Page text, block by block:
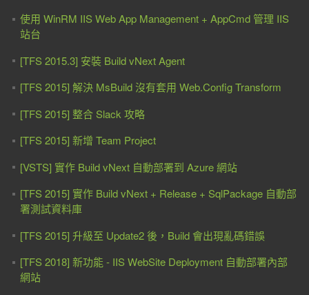
使用 WinRM IIS Web App Management + AppCmd 管理 IIS
站台
[TFS 2015.3] 安裝 Build vNext Agent
[TFS 2015] 解決 MsBuild 沒有套用 Web.Config Transform
[TFS 2015] 整合 Slack 攻略
[TFS 2015] 新增 Team Project
[VSTS] 實作 Build vNext 自動部署到 Azure 網站
[TFS 2015] 實作 Build vNext + Release + SqlPackage 自動部
署測試資料庫
[TFS 2015] 升級至 Update2 後，Build 會出現亂碼錯誤
[TFS 2018] 新功能 - IIS WebSite Deployment 自動部署內部
網站